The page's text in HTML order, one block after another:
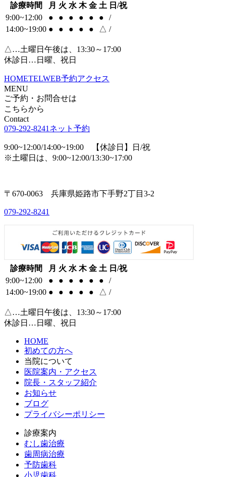
診療時間
月 火 水 木 金 土 日/祝
9:00~12:00
● ● ● ● ● ●
/
14:00~19:00 ● ● ● ● ● △ /
△…土曜日午後は、13:30～17:00
休診日…日曜、祝日
HOMETELWEB予約アクセス
MENU
ご予約・お問合せは
こちらから
Contact
079-292-8241 ネット予約
9:00~12:00/14:00~19:00 【休診日】日/祝
※土曜日は、9:00~12:00/13:30~17:00
〒670-0063 兵庫県姫路市下手野2丁目3-2
079-292-8241
診療時間 月 火 水 木 金 土 日/祝
9:00~12:00
● ● ● ● ● ●
/
14:00~19:00 ● ● ● ● ● △ /
△…土曜日午後は、13:30～17:00
休診日…日曜、祝日
HOME
初めての方へ
当院について
医院案内・アクセス
院長・スタッフ紹介
お知らせ
ブログ
プライバシーポリシー
診療案内
むし歯治療
歯周病治療
予防歯科
小児歯科